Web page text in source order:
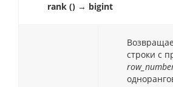
rank () → bigint
строки с